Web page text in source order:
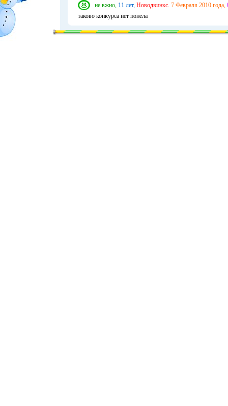
не вжно, 11 лет, Новодвинкс. 7 Февраля 2010 года,
таково конкурса нет понела